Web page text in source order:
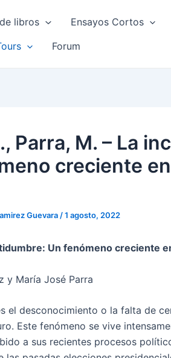
libros Ensayos Cortos
Forum
Parra, M. – La
creciente
Guevara /1 agosto, 2022
Un fenómeno creciente
y María José Parra
el desconocimiento o la falta de
Este fenómeno se vive
a sus recientes procesos